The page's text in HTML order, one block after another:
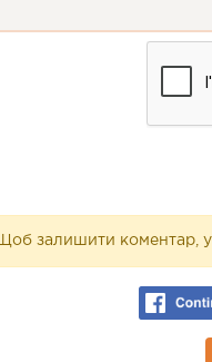
Щоб залишити коментар,